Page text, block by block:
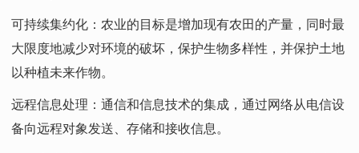
可持续集约化：农业的目标是增加现有农田的产量，同时最
大限度地减少对环境的破坏，保护生物多样性，并保护土地
以种植未来作物。
远程信息处理：通信和信息技术的集成，通过网络从电信设
备向远程对象发送、存储和接收信息。